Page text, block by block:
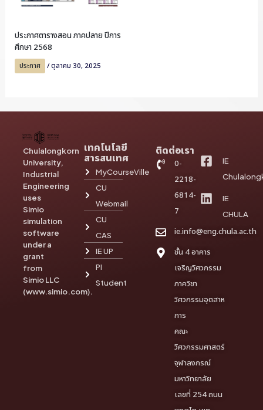
ประกาศตารางสอน ภาคปลาย ปีการ
ศึกษา 2568
ประกาศ /ตุลาคม 30, 2025
Chulalongkorn
University,
Industrial
Engineering
uses
Simio
simulation
software
under a
grant
from
Simio LLC
(www.simio.com).
เทคโนโลยี
สารสนเทศ
MyCourseVille
CU
Webmail
CU
CAS
IE UP
PI
Student
ติดต่อเรา
0-
2218-
6814-
7
ie.info@eng.chula.ac.th
ชั้น 4 อาคาร
เจริญวิศวกรรม
ภาควิชา
วิศวกรรมอุตสาห
การ
คณะ
วิศวกรรมศาสตร์
จุฬาลงกรณ์
มหาวิทยาลัย
เลขที่ 254 ถนน
IE
IE
CHULA